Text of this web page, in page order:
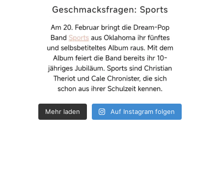
Mehr laden Auf Instagram folgen